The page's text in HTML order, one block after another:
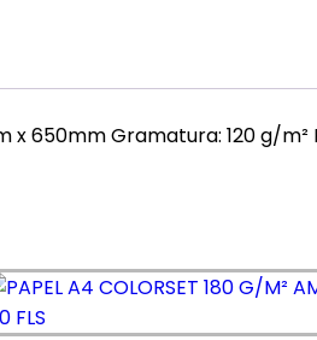
x 650mm Gramatura: 120 g/